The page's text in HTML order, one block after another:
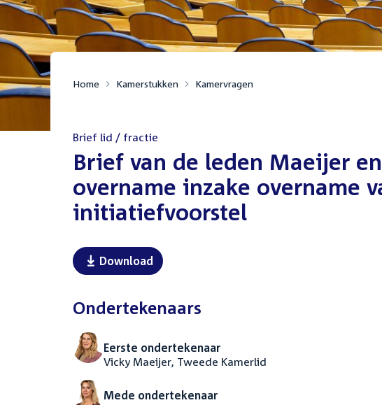
Home Kamerstukken Kamervragen
Brief lid / fractie
:Brief van de leden Maeijer
overname inzake overname
initiatiefvoorstel
Download
Ondertekenaars
Eerste ondertekenaar
Vicky Maeijer, Tweede Kamerlid
Mede ondertekenaar